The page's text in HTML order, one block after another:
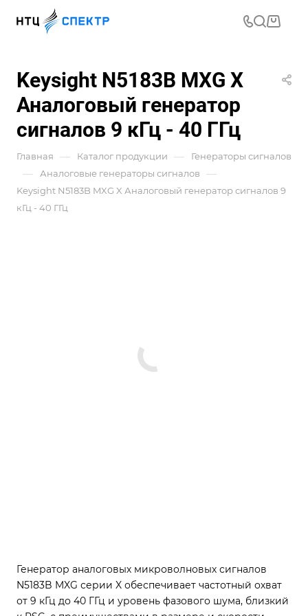
Keysight N5183B MXG X
Аналоговый генератор
сигналов 9 кГц - 40 ГГц
Главная — Каталог продукции — Генераторы сигналов
— Аналоговые генераторы сигналов —
Keysight N5183B MXG X Аналоговый генератор сигналов 9
кГц - 40 ГГц
Генератор аналоговых микроволновых сигналов
N5183B MXG серии X обеспечивает частотный охват
от 9 кГц до 40 ГГц и уровень фазового шума, близкий